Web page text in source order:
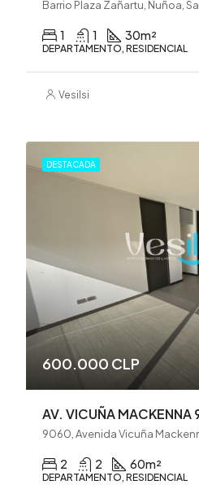
1 1 30m²
DEPARTAMENTO, RESIDENCIAL
Vesilsi
DESTACADA
600.000 CLP
2 2 60m²
DEPARTAMENTO, RESIDENCIAL